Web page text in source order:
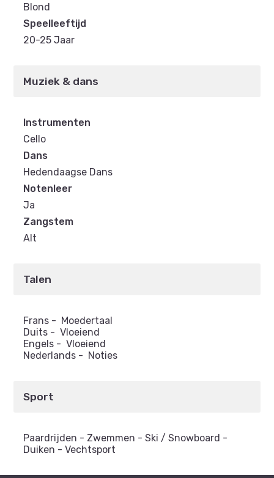
Blond
Speelleeftijd
20-25 Jaar
Muziek & dans
Instrumenten
Cello
Dans
Hedendaagse Dans
Notenleer
Ja
Zangstem
Alt
Talen
Frans - Moedertaal
Duits -Vloeiend
Engels -Vloeiend
Nederlands - Noties
Sport
Paardrijden - Zwemmen - Ski / Snowboard -
Duiken - Vechtsport